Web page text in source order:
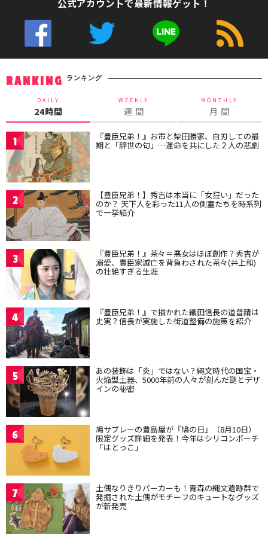
公式アカウントで最新情報ゲット！
RANKING ランキング
DAILY
24時間
WEEKLY
週 間
MONTHLY
月 間
1 『豊臣兄弟！』お市と柴田勝家、自刃しての最
期と「辞世の句」…運命を共にした２人の悲劇
2 【豊臣兄弟！】秀吉は本当に「女狂い」だった
のか？ 天下人を彩った11人の側室たちを時系列
で一挙紹介
3 『豊臣兄弟！』茶々＝悪女はほぼ創作？秀吉が
溺愛、豊臣家滅亡を背負わされた茶々(井上和)
の壮絶すぎる生涯
4 『豊臣兄弟！』で描かれた織田信長の道普請は
史実？信長が実施した街道整備の施策を紹介
5 あの装飾は「炎」ではない？縄文時代の国宝・
火焔型土器、5000年前の人々が刻んだ謎とデザ
インの秘密
6 鳩サブレーの豊島屋が『鳩の日』（8月10日）
限定グッズ詳細を発表！今年はシリコンポーチ
「はとっこ」
7 土偶なりきりパーカーも！青森の縄文遺跡群で
発掘された土偶がモチーフのキュートなグッズ
が新発売